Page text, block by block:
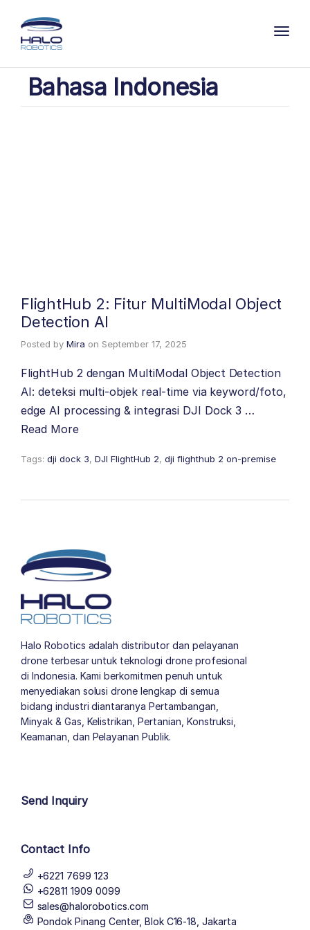
Bahasa Indonesia
FlightHub 2: Fitur MultiModal Object
Detection AI
Posted by Mira on September 17, 2025
FlightHub 2 dengan MultiModal Object Detection
AI: deteksi multi-objek real-time via keyword/foto,
edge AI processing & integrasi DJI Dock 3 …
Read More
Tags: dji dock 3, DJI FlightHub 2, dji flighthub 2 on-premise
Halo Robotics adalah distributor dan pelayanan
drone terbesar untuk teknologi drone profesional
di Indonesia. Kami berkomitmen penuh untuk
menyediakan solusi drone lengkap di semua
bidang industri diantaranya Pertambangan,
Minyak & Gas, Kelistrikan, Pertanian, Konstruksi,
Keamanan, dan Pelayanan Publik.
Send Inquiry
Contact Info
+6221 7699 123
+62811 1909 0099
sales@halorobotics.com
Pondok Pinang Center, Blok C16-18, Jakarta